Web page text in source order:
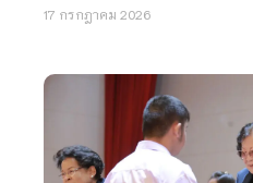
17 กรกฎาคม 2026